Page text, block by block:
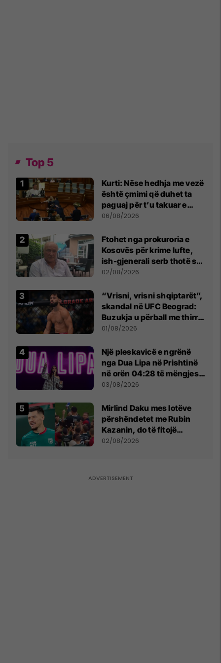
Top 5
Kurti: Nëse hedhja me vezë
është çmimi që duhet ta
paguaj për t’u takuar e
bashkëbiseduar jam i
06/08/2026
Ftohet nga prokuroria e
Kosovës për krime lufte,
ish-gjenerali serb thotë se
dikush e tradhtoi në
02/08/2026
“Vrisni, vrisni shqiptarët”,
skandal në UFC Beograd:
Buzukja u përball me thirrje
anti-shqiptare nga
01/08/2026
Një pleskavicë e ngrënë
nga Dua Lipa në Prishtinë
në orën 04:28 të mëngjesit
- dhe bota digjitale serbe
03/08/2026
Mirlind Daku mes lotëve
përshëndetet me Rubin
Kazanin, do të fitojë
miliona te Spartak Moska
02/08/2026